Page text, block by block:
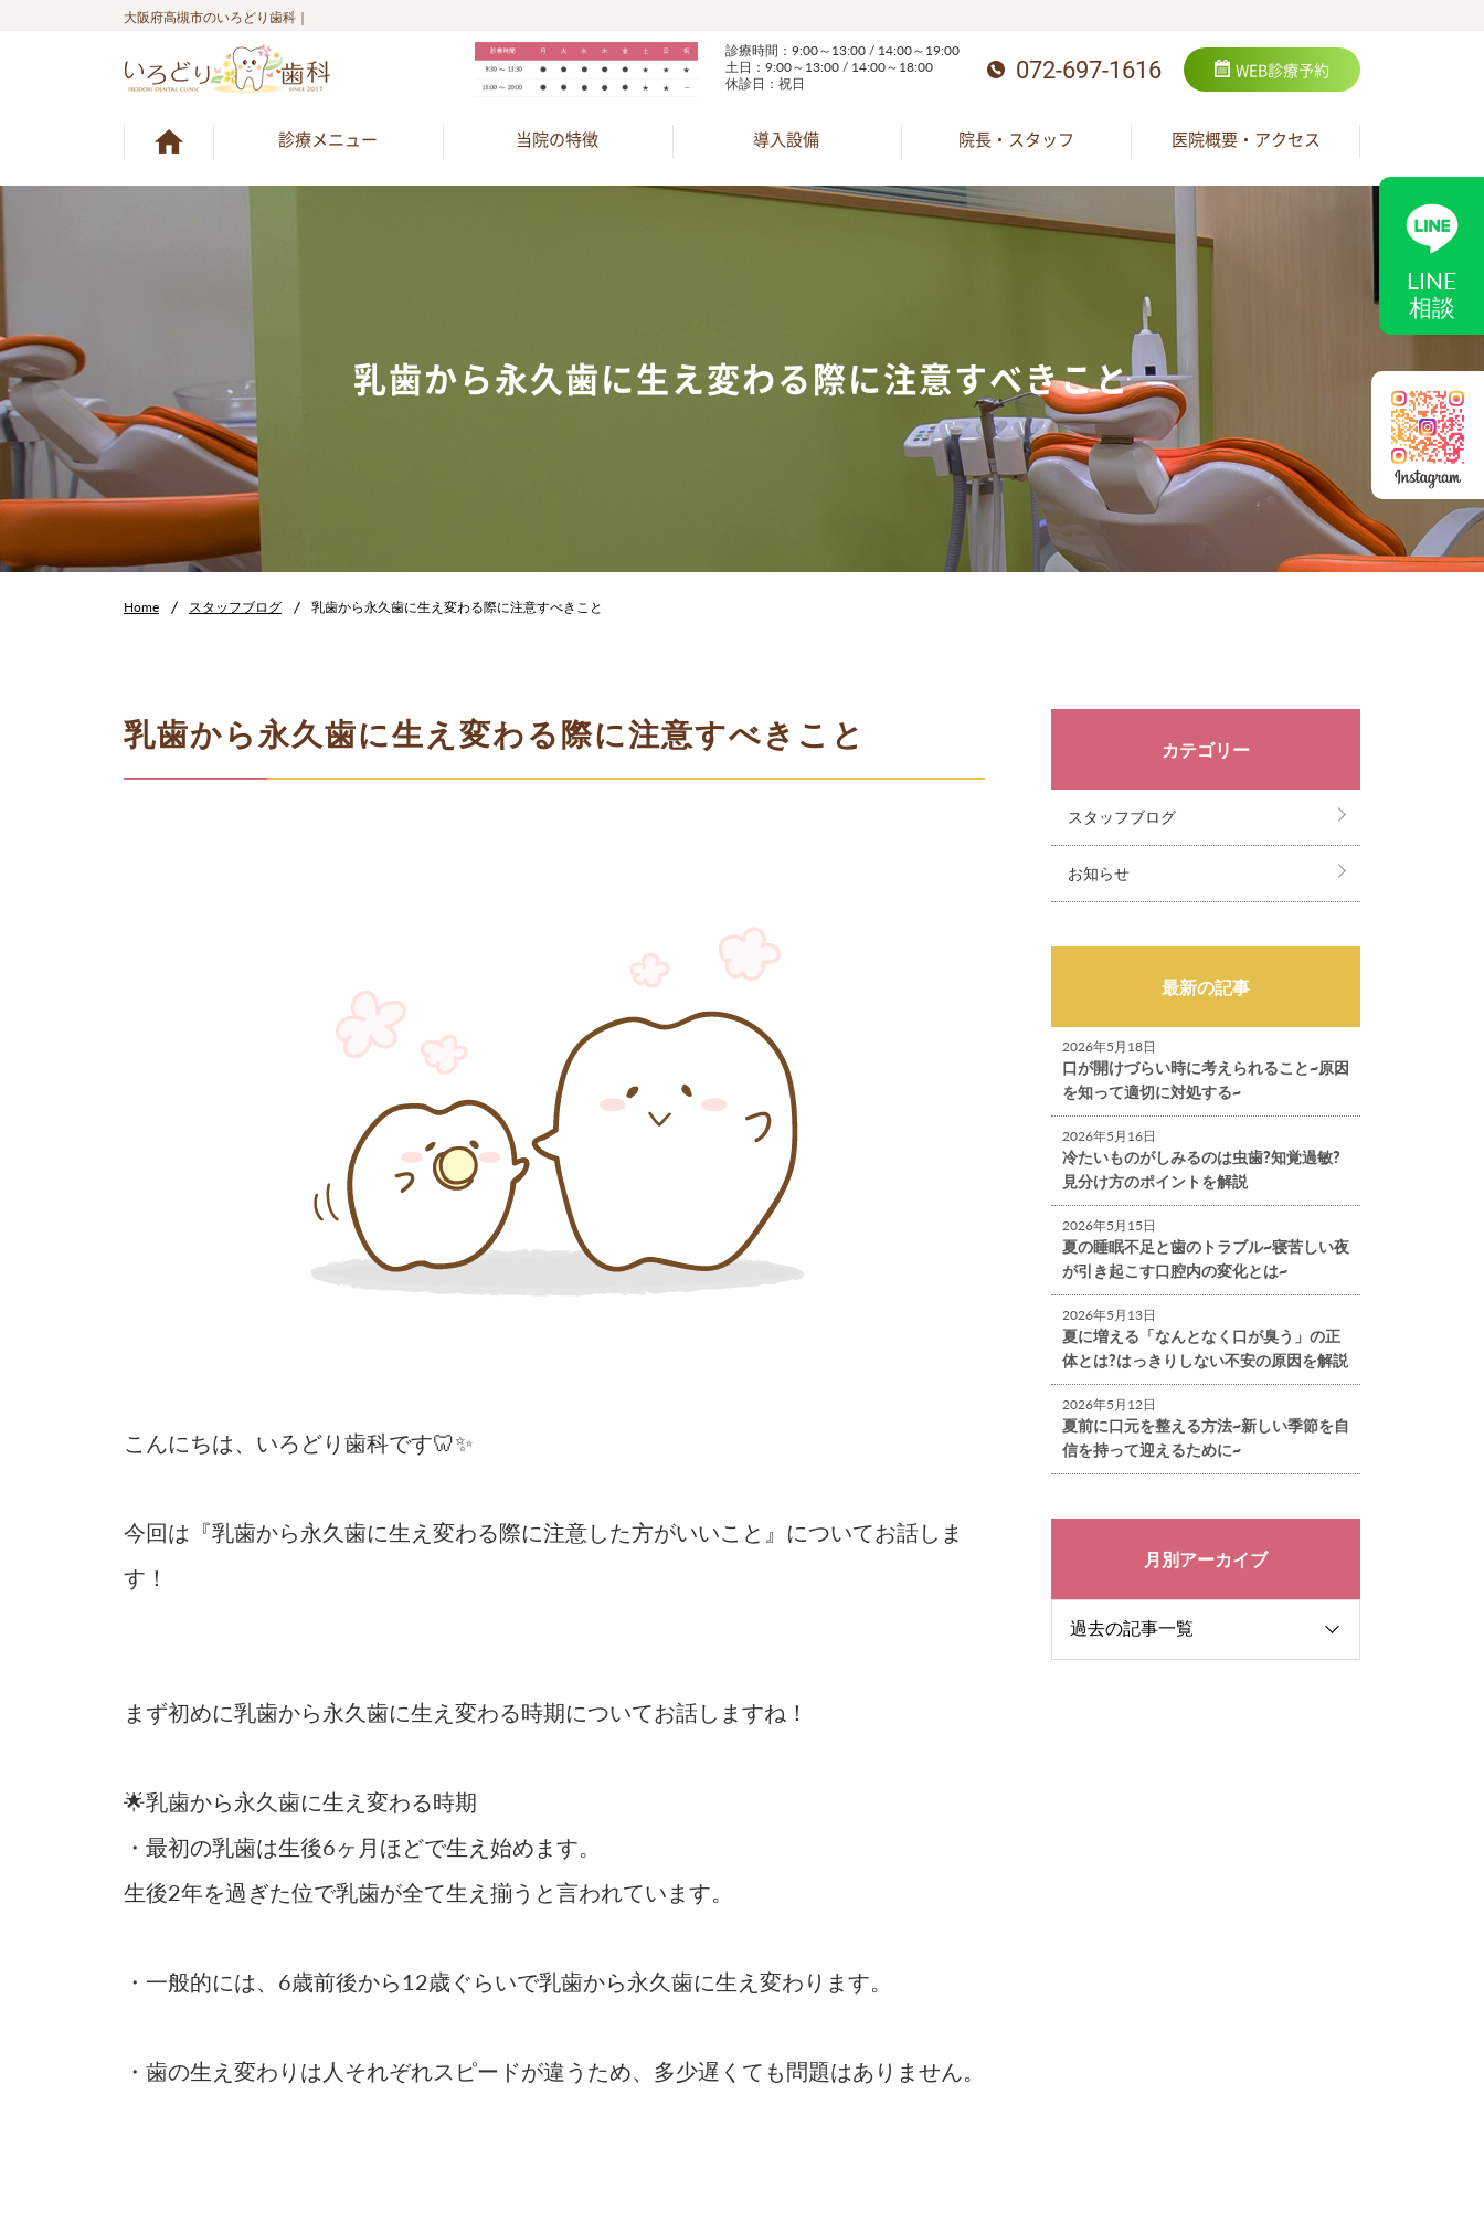
大阪府高槻市のいろどり歯科｜
診療時間：9:00～13:00 / 14:00～19:00
土日：9:00～13:00 / 14:00～18:00
休診日：祝日
072-697-1616 WEB診療予約
診療メニュー 当院の特徴 導入設備 院長・スタッフ 医院概要・アクセス
乳歯から永久歯に生え変わる際に注意すべきこと
Home スタッフブログ 乳歯から永久歯に生え変わる際に注意すべきこと
乳歯から永久歯に生え変わる際に注意すべきこと
こんにちは、いろどり歯科です🦷✨
今回は『乳歯から永久歯に生え変わる際に注意した方がいいこと』についてお話しま
す！
まず初めに乳歯から永久歯に生え変わる時期についてお話しますね！
🌟乳歯から永久歯に生え変わる時期
・最初の乳歯は生後6ヶ月ほどで生え始めます。
生後2年を過ぎた位で乳歯が全て生え揃うと言われています。
・一般的には、6歳前後から12歳ぐらいで乳歯から永久歯に生え変わります。
・歯の生え変わりは人それぞれスピードが違うため、多少遅くても問題はありません。
カテゴリー
スタッフブログ
お知らせ
最新の記事
2026年5月18日
口が開けづらい時に考えられること~原因
を知って適切に対処する~
2026年5月16日
冷たいものがしみるのは虫歯?知覚過敏?
見分け方のポイントを解説
2026年5月15日
夏の睡眠不足と歯のトラブル~寝苦しい夜
が引き起こす口腔内の変化とは~
2026年5月13日
夏に増える「なんとなく口が臭う」の正
体とは?はっきりしない不安の原因を解説
2026年5月12日
夏前に口元を整える方法~新しい季節を自
信を持って迎えるために~
月別アーカイブ
LINE
相談